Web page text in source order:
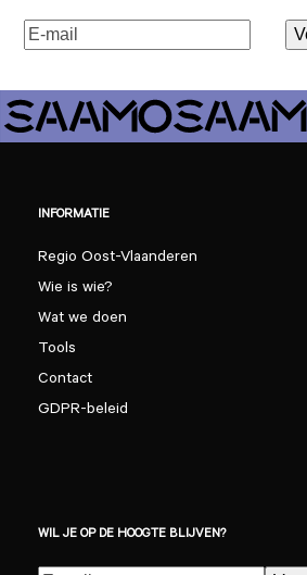
E-
mailadres(Vereist)
INFORMATIE
Regio Oost-Vlaanderen
Wie is wie?
Wat we doen
Tools
Contact
GDPR-beleid
WIL JE OP DE HOOGTE BLIJVEN?